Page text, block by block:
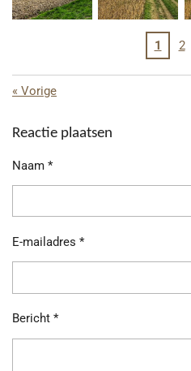
1 2
« Vorige
Reactie plaatsen
Naam *
E-mailadres *
Bericht *